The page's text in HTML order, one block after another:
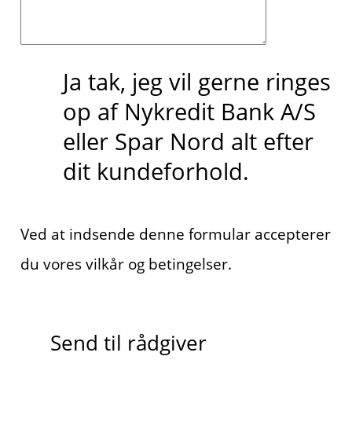
Ja tak, jeg vil gerne ringes
op af Nykredit Bank A/S
eller Spar Nord alt efter
dit kundeforhold.
Ved at indsende denne formular accepterer
du vores vilkår og betingelser.
Send til rådgiver